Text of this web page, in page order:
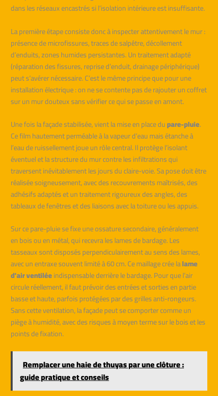
dans les réseaux encastrés si l’isolation intérieure est insuffisante.
La première étape consiste donc à inspecter attentivement le mur :
présence de microfissures, traces de salpêtre, décollement
d’enduits, zones humides persistantes. Un traitement adapté
(réparation des fissures, reprise d’enduit, drainage périphérique)
peut s’avérer nécessaire. C’est le même principe que pour une
installation électrique : on ne se contente pas de rajouter un coffret
sur un mur douteux sans vérifier ce qui se passe en amont.
Une fois la façade stabilisée, vient la mise en place dupare-pluie.
Ce film hautement perméable à la vapeur d’eau mais étanche à
l’eau de ruissellement joue un rôle central. Il protège l’isolant
éventuel et la structure du mur contre les infiltrations qui
traversent inévitablement les jours du claire-voie. Sa pose doit être
réalisée soigneusement, avec des recouvrements maîtrisés, des
adhésifs adaptés et un traitement rigoureux des angles, des
tableaux de fenêtres et des liaisons avec la toiture ou les appuis.
Sur ce pare-pluie se fixe une ossature secondaire, généralement
en bois ou en métal, qui recevra les lames de bardage. Les
tasseaux sont disposés perpendiculairement au sens des lames,
avec un entraxe souvent limité à 60 cm. Ce maillage crée lalame
d’air ventiléeindispensable derrière le bardage. Pour que l’air
circule réellement, il faut prévoir des entrées et sorties en partie
basse et haute, parfois protégées par des grilles anti-rongeurs.
Sans cette ventilation, la façade peut se comporter comme un
piège à humidité, avec des risques à moyen terme sur le bois et les
points de fixation.
Remplacer une haie de thuyas par une clôture :
guide pratique et conseils